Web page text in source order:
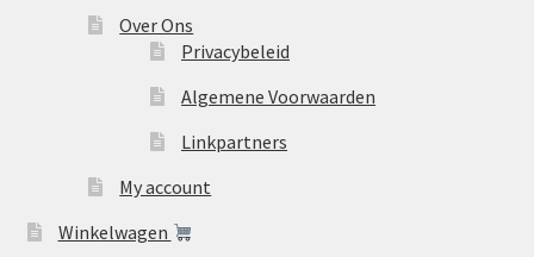
Over Ons
Privacybeleid
Algemene Voorwaarden
Linkpartners
My account
Winkelwagen